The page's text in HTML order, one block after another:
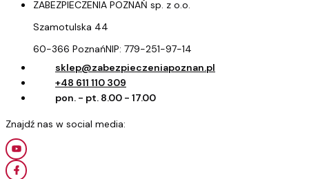
ZABEZPIECZENIA POZNAŃ sp. z o.o.
Szamotulska 44
60-366 PoznańNIP: 779-251-97-14
sklep@zabezpieczeniapoznan.pl
+48 611 110 309
pon. - pt. 8.00 - 17.00